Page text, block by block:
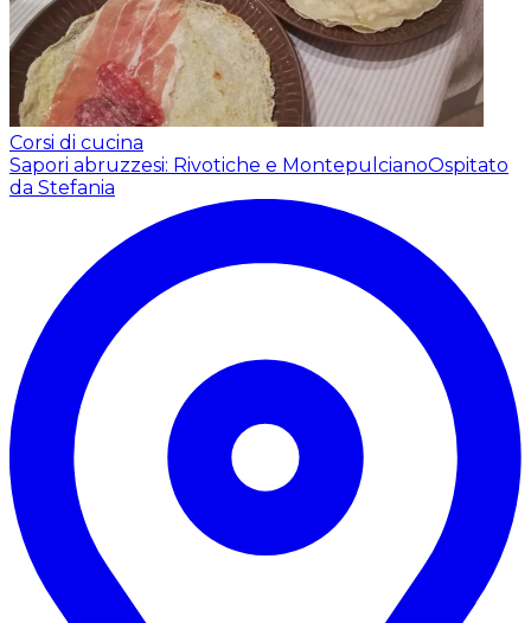
Corsi di cucina
Sapori abruzzesi: Rivotiche e MontepulcianoOspitato
da Stefania